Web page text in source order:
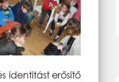
identitást erősítő